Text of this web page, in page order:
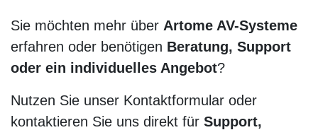
Sie möchten mehr über Artome AV-Systeme
erfahren oder benötigen Beratung, Support
oder ein individuelles Angebot?
Nutzen Sie unser Kontaktformular oder
kontaktieren Sie uns direkt für Support,